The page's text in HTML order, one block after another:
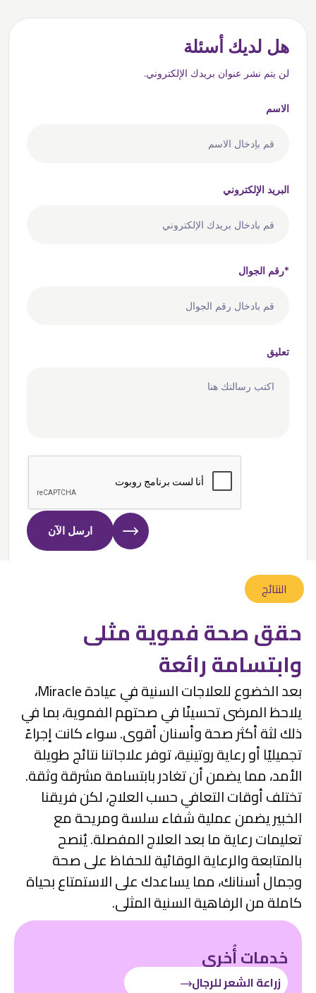
هل لديك أسئلة
لن يتم نشر عنوان بريدك الإلكتروني.
الاسم
البريد الإلكتروني
ارسل الآن
النتائج
صحة فموية مثلى
رائعة
بعد الخضوع للعلاجات السنية في عيادة Miracle،
المرضى تحسينًا في صحتهم الفموية، بما في
لثة أكثر صحة وأسنان أقوى. سواء كانت إجراءً
أو رعاية روتينية، توفر علاجاتنا نتائج طويلة
مما يضمن أن تغادر بابتسامة مشرقة وثقة.
أوقات التعافي حسب العلاج، لكن فريقنا
يضمن عملية شفاء سلسة ومريحة مع
رعاية ما بعد العلاج المفصلة. يُنصح
والرعاية الوقائية للحفاظ على صحة
أسنانك، مما يساعدك على الاستمتاع بحياة
من الرفاهية السنية المثلى.
خدمات أُخرى
زراعة الشعر للرجال